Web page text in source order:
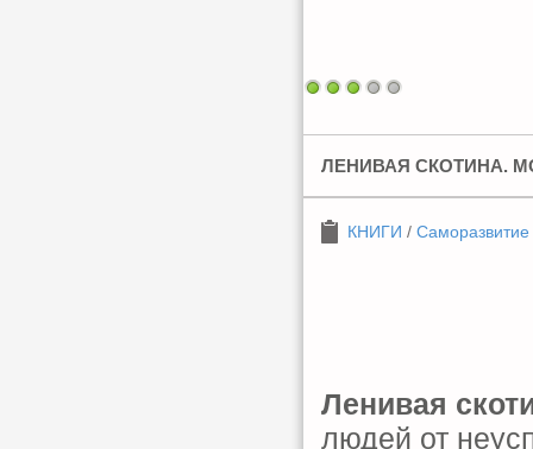
ЛЕНИВАЯ СКОТИНА.
КНИГИ / Саморазвитие
Ленивая
людей от